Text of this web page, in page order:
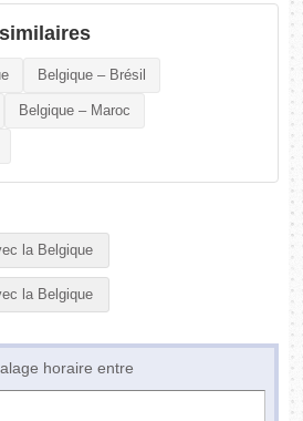
Belgique – Brésil
Belgique – Maroc
la Belgique
la Belgique
horaire entre